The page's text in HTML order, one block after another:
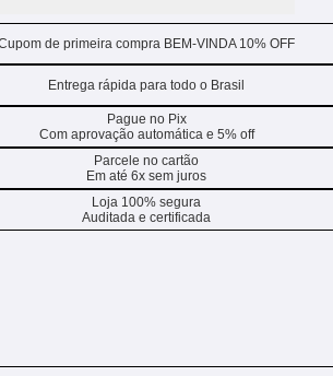
de primeira compra BEM-VINDA 10% OFF
Entrega rápida para todo o Brasil
Pague no Pix
Com aprovação automática e 5% off
Parcele no cartão
Em até 6x sem juros
Loja 100% segura
Auditada e certificada